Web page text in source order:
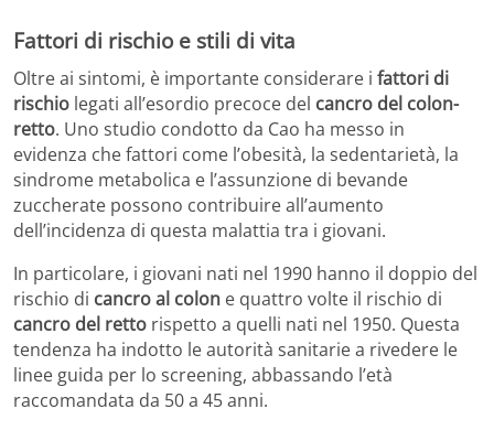
Fattori di rischio e stili di vita
Oltre ai sintomi, è importante considerare i fattori di
rischio legati all’esordio precoce del cancro del colon-
retto. Uno studio condotto da Cao ha messo in
evidenza che fattori come l’obesità, la sedentarietà, la
sindrome metabolica e l’assunzione di bevande
zuccherate possono contribuire all’aumento
dell’incidenza di questa malattia tra i giovani.
In particolare, i giovani nati nel 1990 hanno il doppio del
rischio di cancro al colon e quattro volte il rischio di
cancro del retto rispetto a quelli nati nel 1950. Questa
tendenza ha indotto le autorità sanitarie a rivedere le
linee guida per lo screening, abbassando l’età
raccomandata da 50 a 45 anni.